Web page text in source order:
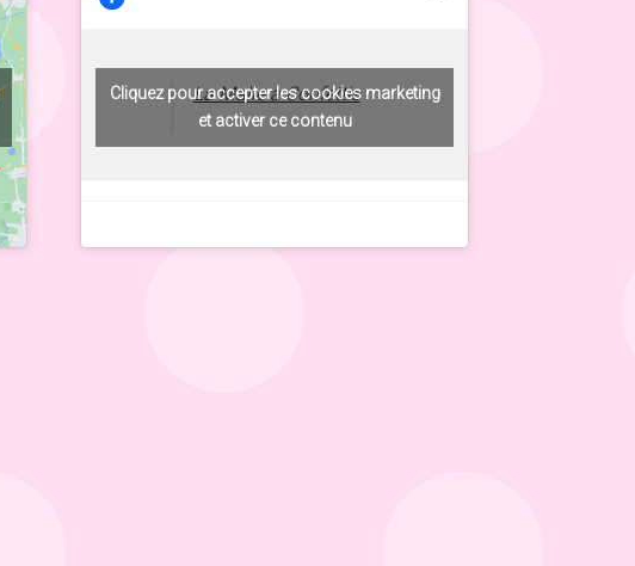
La Malle à Confettis
Cliquez pour accepter les cookies marketing
et activer ce contenu